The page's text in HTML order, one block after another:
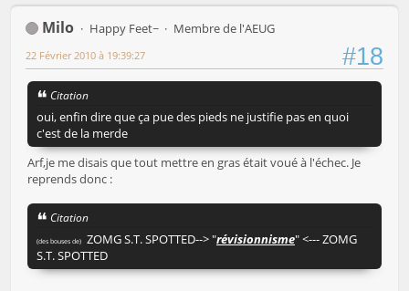
Milo Happy Feet~ Membre de l'AEUG
#18
22 Février 2010 à 19:39:27
Citation
oui, enfin dire que ça pue des pieds ne justifie pas en quoi
c'est de la merde
Arf,je me disais que tout mettre en gras était voué à l'échec. Je
reprends donc :
Citation
(des bouses de) ZOMG S.T. SPOTTED--> "révisionnisme" <--- ZOMG
S.T. SPOTTED